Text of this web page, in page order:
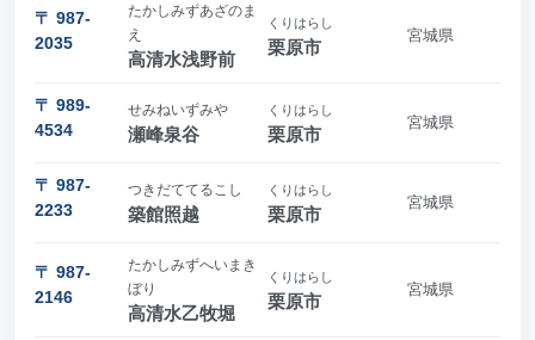
〒 987-
2035
たかしみずあざのま
え
高清水浅野前
くりはらし
栗原市
宮城県
〒 989-
4534
せみねいずみや
瀬峰泉谷
くりはらし
栗原市
宮城県
〒 987-
2233
つきだててるこし
築館照越
くりはらし
栗原市
宮城県
〒 987-
2146
たかしみずへいまき
ぼり
高清水乙牧堀
くりはらし
栗原市
宮城県